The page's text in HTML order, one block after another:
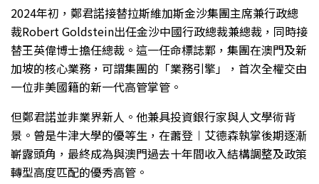
2024年初，鄭君諾接替拉斯維加斯金沙集團主席兼行政總
裁Robert Goldstein出任金沙中國行政總裁兼總裁，同時接
替王英偉博士擔任總裁。這一任命標誌鄴，集團在澳門及新
加坡的核心業務，可謂集團的「業務引擎」，首次全權交由
一位非美國籍的新一代高管掌管。
但鄭君諾並非業界新人。他兼具投資銀行家與人文學術背
景。曾是牛津大學的優等生，在蕭登︱艾德森執掌後期逐漸
嶄露頭角，最終成為與澳門過去十年間收入結構調整及政策
轉型高度匹配的優秀高管。